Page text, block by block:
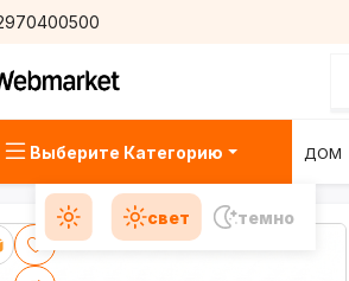
Выберите Категорию ДОМ
свет темно